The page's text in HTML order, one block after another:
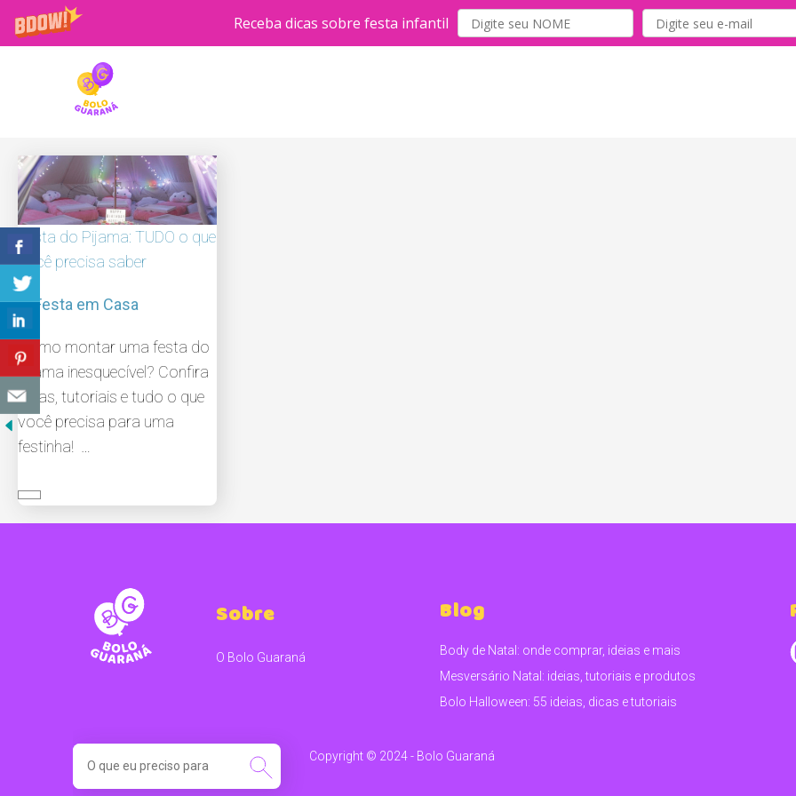
Receba dicas sobre festa infantil
Festa do Pijama: TUDO o que
você precisa saber
Festa em Casa
Como montar uma festa do
pijama inesquecível? Confira
dicas, tutoriais e tudo o que
você precisa para uma
festinha! …
Sobre
O Bolo Guaraná
Blog
Body de Natal: onde comprar, ideias e mais
Mesversário Natal: ideias, tutoriais e produtos
Bolo Halloween: 55 ideias, dicas e tutoriais
SEARCH
FOR:
Copyright ©️ 2024 - Bolo Guaraná